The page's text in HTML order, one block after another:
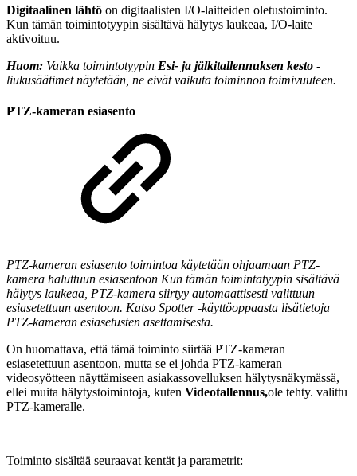
Digitaalinen lähtö on digitaalisten I/O-laitteiden oletustoiminto.
Kun tämän toimintotyypin sisältävä hälytys laukeaa, I/O-laite
aktivoituu.
Huom: Vaikka toimintotyypin Esi- ja jälkitallennuksen kesto -
liukusäätimet näytetään, ne eivät vaikuta toiminnon toimivuuteen.
PTZ-kameran esiasento
PTZ-kameran esiasento toimintoa käytetään ohjaamaan PTZ-
kamera haluttuun esiasentoon Kun tämän toimintatyypin sisältävä
hälytys laukeaa, PTZ-kamera siirtyy automaattisesti valittuun
esiasetettuun asentoon. Katso Spotter -käyttöoppaasta lisätietoja
PTZ-kameran esiasetusten asettamisesta.
On huomattava, että tämä toiminto siirtää PTZ-kameran
esiasetettuun asentoon, mutta se ei johda PTZ-kameran
videosyötteen näyttämiseen asiakassovelluksen hälytysnäkymässä,
ellei muita hälytystoimintoja, kuten Videotallennus,ole tehty. valittu
PTZ-kameralle.
Toiminto sisältää seuraavat kentät ja parametrit: